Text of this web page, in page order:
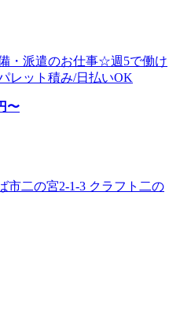
・派遣のお仕事☆週5で働け
レット積み/日払いOK
〜
市二の宮2-1-3 クラフト二の